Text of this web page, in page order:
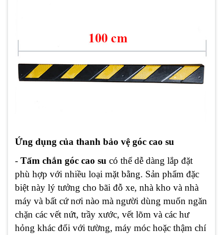
Ứng dụng của thanh bảo vệ góc cao su
- Tấm chắn góc cao su có thể dễ dàng lắp đặt
phù hợp với nhiều loại mặt bằng. Sản phẩm đặc
biệt này lý tưởng cho bãi đỗ xe, nhà kho và nhà
máy và bất cứ nơi nào mà người dùng muốn ngăn
chặn các vết nứt, trầy xước, vết lõm và các hư
hỏng khác đối với tường, máy móc hoặc thậm chí